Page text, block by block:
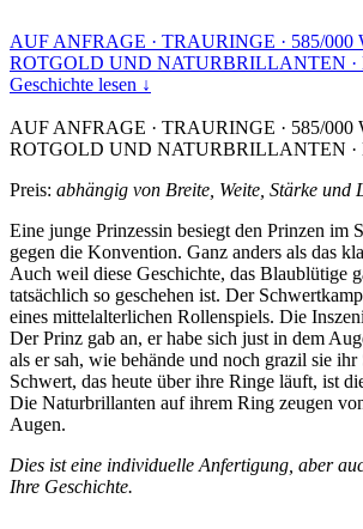
AUF ANFRAGE · TRAURINGE · 585/000
ROTGOLD UND NATURBRILLANTEN ·
Geschichte lesen ↓
AUF ANFRAGE · TRAURINGE · 585/000
ROTGOLD UND NATURBRILLANTEN ·
Preis: abhängig von Breite, Weite, Stärke und
Eine junge Prinzessin besiegt den Prinzen im
gegen die Konvention. Ganz anders als das
Auch weil diese Geschichte, das Blaublütige
tatsächlich so geschehen ist. Der
eines mittelalterlichen Rollenspiels. Die
Der Prinz gab an, er habe sich just in dem
als er sah, wie behände und noch grazil sie
Schwert, das heute über ihre Ringe läuft, ist
Die Naturbrillanten auf ihrem Ring zeugen
Augen.
Dies ist eine individuelle Anfertigung, aber
Ihre Geschichte.